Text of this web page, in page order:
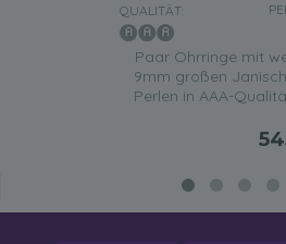
QUALITÄT:
Paar Ohrringe mit
9mm großen
Perlen in AAA-